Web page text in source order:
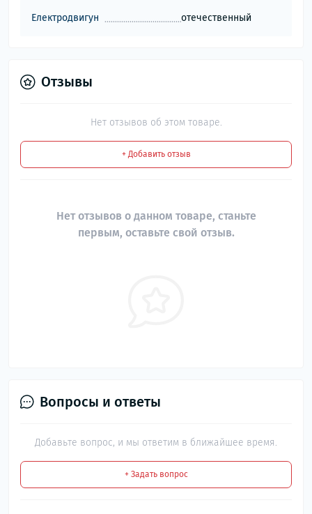
Електродвигун отечественный
Отзывы
Нет отзывов об этом товаре.
+ Добавить отзыв
Нет отзывов о данном товаре, станьте
первым, оставьте свой отзыв.
Вопросы и ответы
Добавьте вопрос, и мы ответим в ближайшее время.
+ Задать вопрос